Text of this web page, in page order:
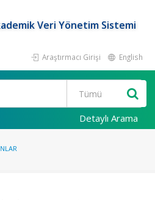
Veri Yönetim Sistemi
Araştırmacı Girişi English
Detaylı Arama